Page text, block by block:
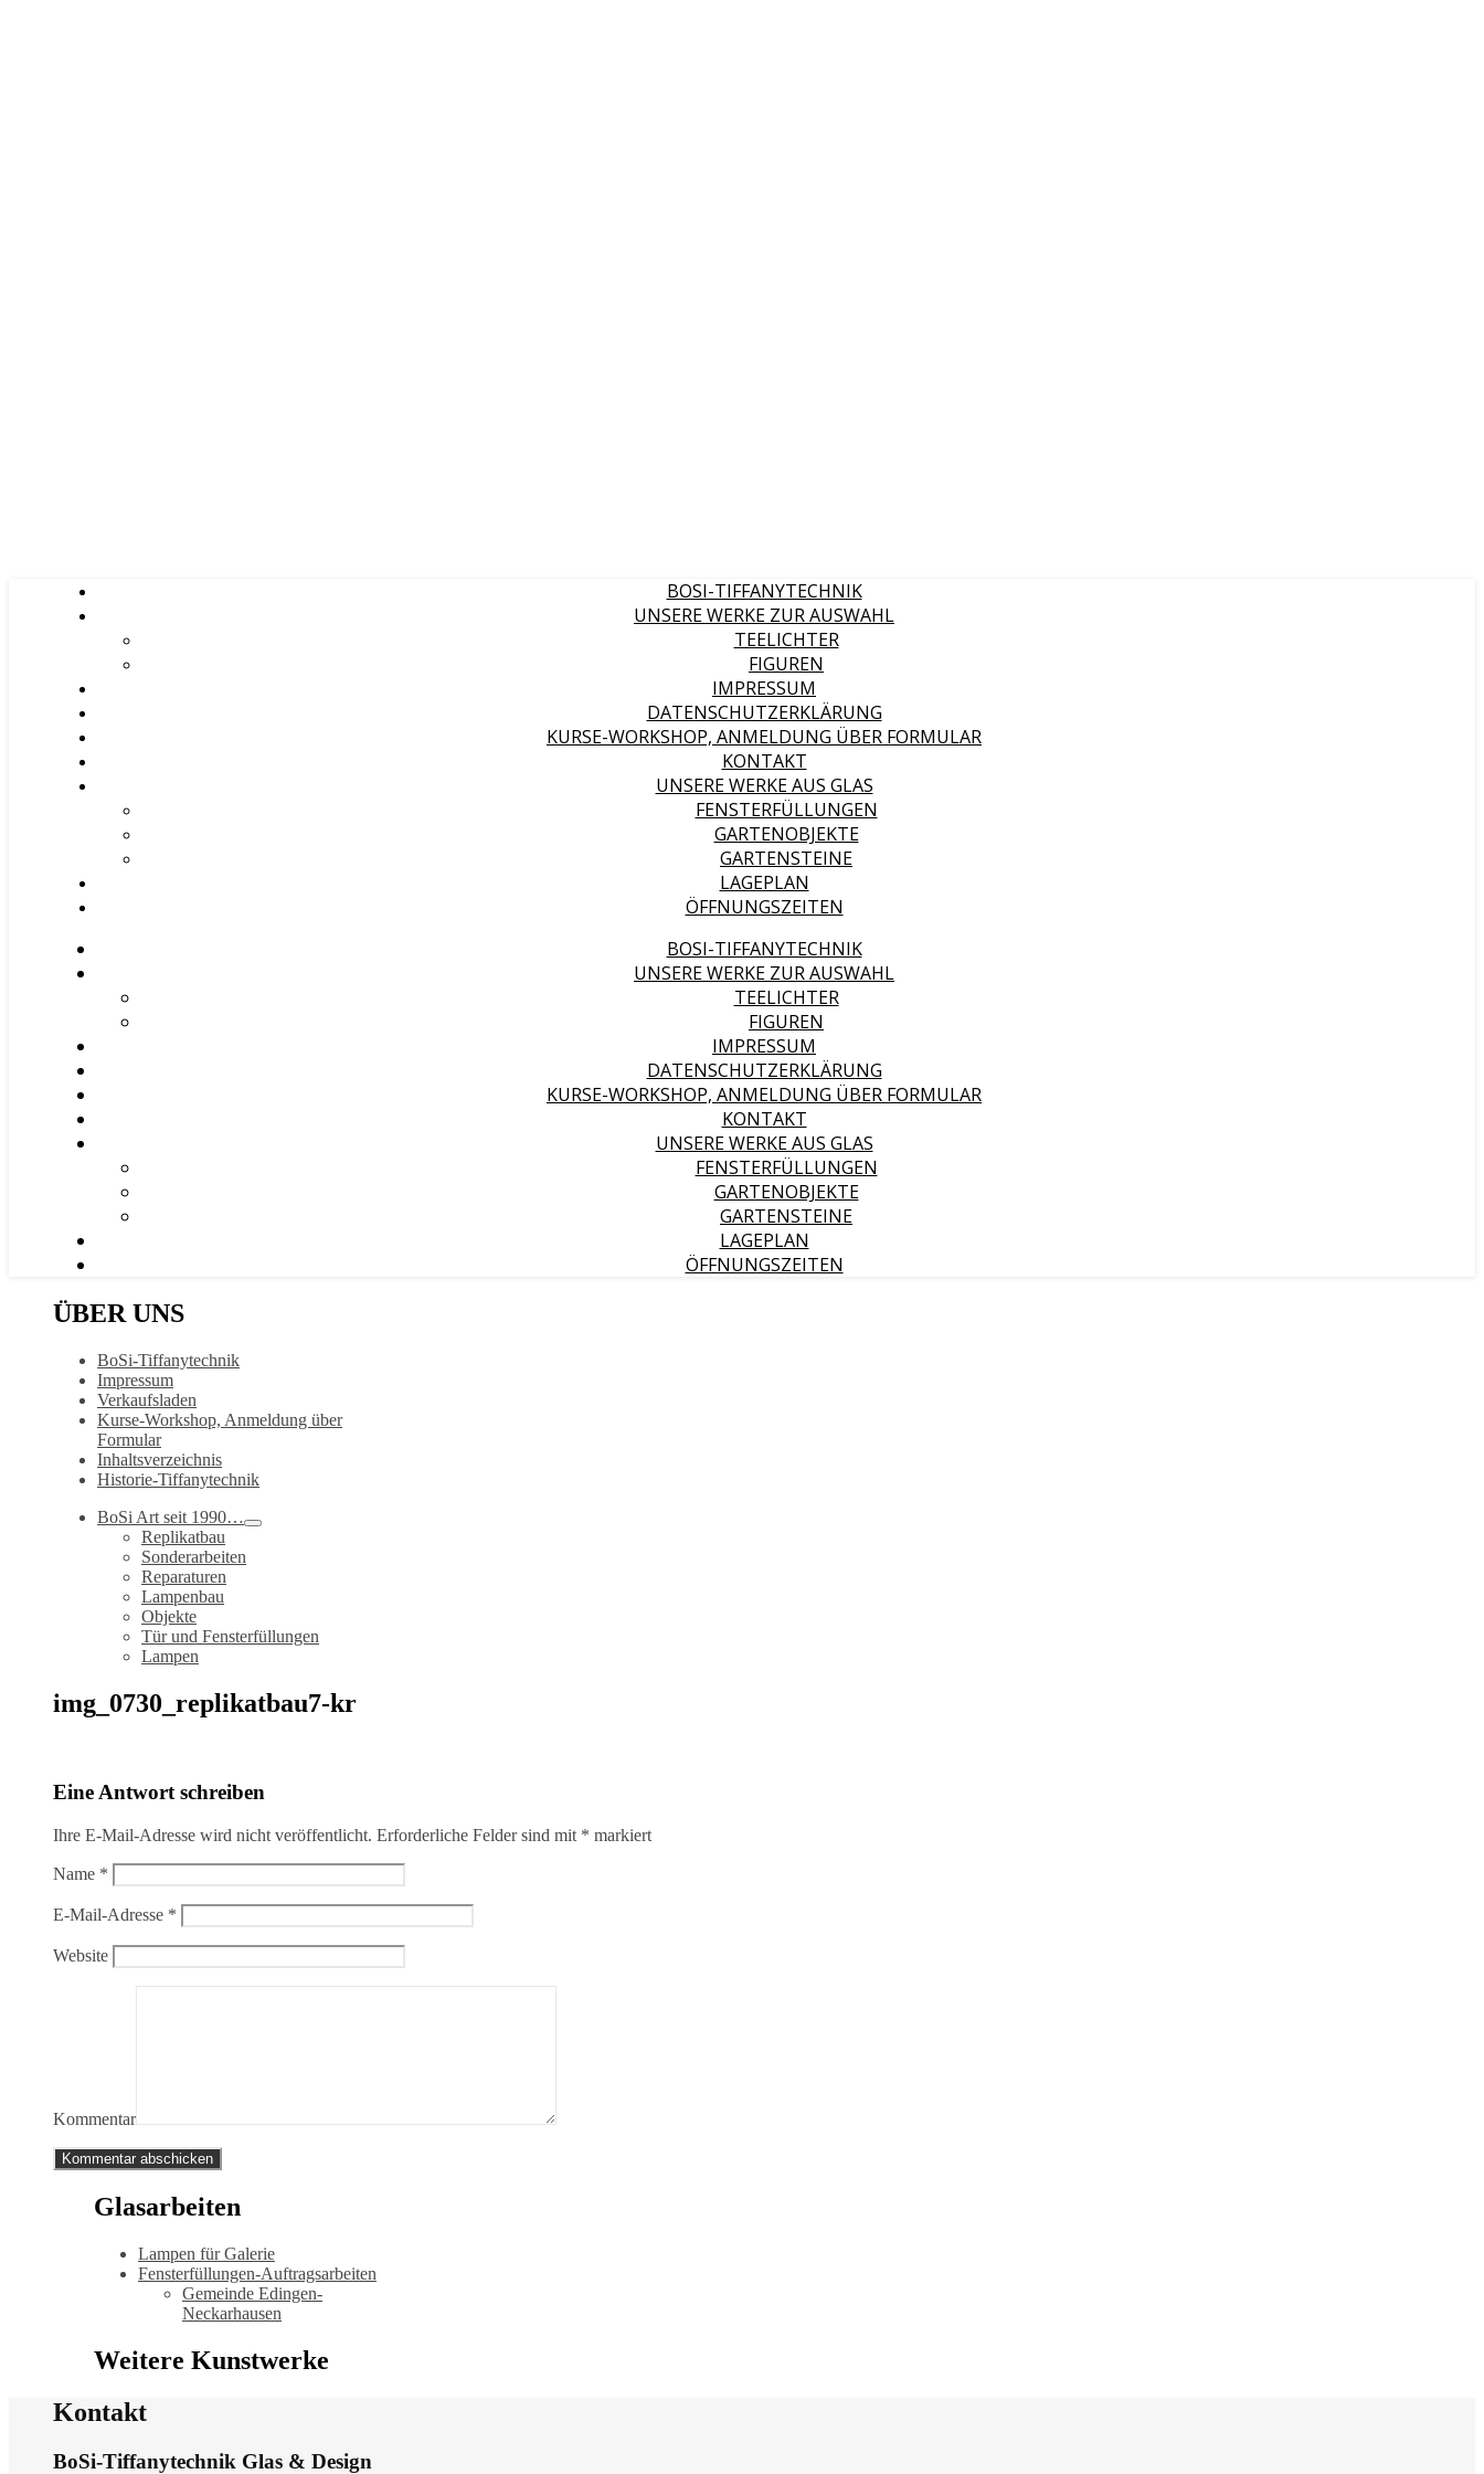
BOSI-TIFFANYTECHNIK
UNSERE WERKE ZUR AUSWAHL
TEELICHTER
FIGUREN
IMPRESSUM
DATENSCHUTZERKLÄRUNG
KURSE-WORKSHOP, ANMELDUNG ÜBER FORMULAR
KONTAKT
UNSERE WERKE AUS GLAS
FENSTERFÜLLUNGEN
GARTENOBJEKTE
GARTENSTEINE
LAGEPLAN
ÖFFNUNGSZEITEN
BOSI-TIFFANYTECHNIK
UNSERE WERKE ZUR AUSWAHL
TEELICHTER
FIGUREN
IMPRESSUM
DATENSCHUTZERKLÄRUNG
KURSE-WORKSHOP, ANMELDUNG ÜBER FORMULAR
KONTAKT
UNSERE WERKE AUS GLAS
FENSTERFÜLLUNGEN
GARTENOBJEKTE
GARTENSTEINE
LAGEPLAN
ÖFFNUNGSZEITEN
ÜBER UNS
BoSi-Tiffanytechnik
Impressum
Verkaufsladen
Kurse-Workshop, Anmeldung über
Formular
Inhaltsverzeichnis
Historie-Tiffanytechnik
BoSi Art seit 1990…
Replikatbau
Sonderarbeiten
Reparaturen
Lampenbau
Objekte
Tür und Fensterfüllungen
Lampen
img_0730_replikatbau7-kr
Eine Antwort schreiben
Ihre E-Mail-Adresse wird nicht veröffentlicht. Erforderliche Felder sind mit * markiert
Name *
E-Mail-Adresse *
Website
Kommentar
Glasarbeiten
Lampen für Galerie
Fensterfüllungen-Auftragsarbeiten
Gemeinde Edingen-
Neckarhausen
Weitere Kunstwerke
Kontakt
BoSi-Tiffanytechnik Glas & Design